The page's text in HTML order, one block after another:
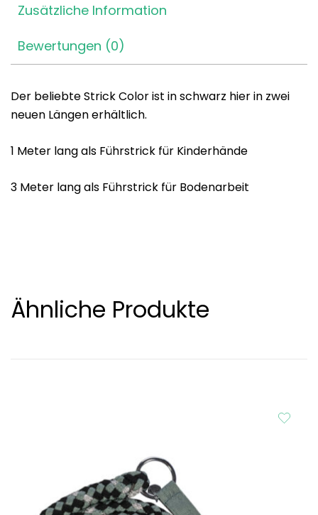
Zusätzliche Information
Bewertungen (0)
Der beliebte Strick Color ist in schwarz hier in zwei
neuen Längen erhältlich.
1 Meter lang als Führstrick für Kinderhände
3 Meter lang als Führstrick für Bodenarbeit
Ähnliche Produkte